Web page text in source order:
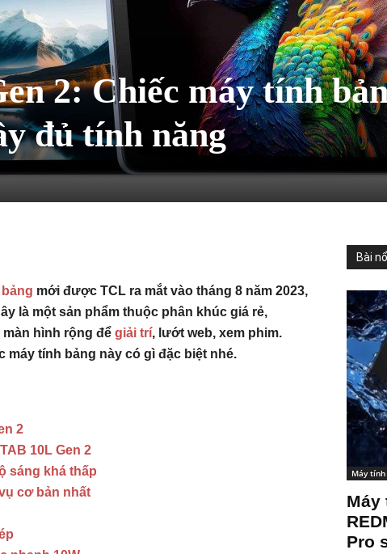
2: Chiếc máy tính
đủ tính năng
mới được TCL ra mắt vào tháng 8 năm 2023,
là một sản phẩm thuộc phân khúc giá rẻ,
hình rộng để giải trí, lướt web, xem phim.
máy tính bảng này có gì đặc biệt nhé.
2
10L Gen 2
sáng khá thấp
cơ bản nhất
Bài
Máy
Máy
Pro